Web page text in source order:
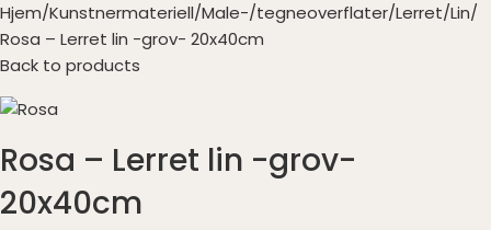
Hjem Kunstnermateriell Male-/tegneoverflater Lerret Lin
Rosa – Lerret lin -grov- 20x40cm
Back to products
Rosa – Lerret lin -grov-
20x40cm